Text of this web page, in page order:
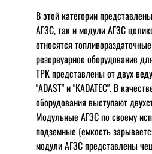
В этой категории
АГЗС, так и модули АГЗС
относятся
резервуарное оборудование
ТРК представлены от двух
"ADAST" и "KADATEC". В
оборудования выступают
Модульные АГЗС по своему
подземные (емкость
модули АГЗС представлены